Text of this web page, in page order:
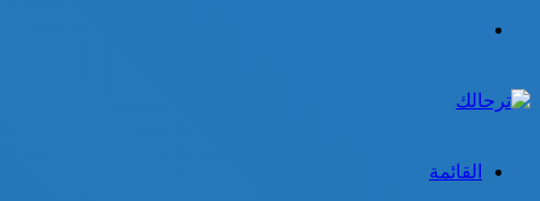
القائمة